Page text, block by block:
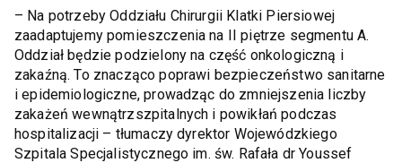
– Na potrzeby Oddziału Chirurgii Klatki Piersiowej
zaadaptujemy pomieszczenia na II piętrze segmentu A.
Oddział będzie podzielony na część onkologiczną i
zakaźną. To znacząco poprawi bezpieczeństwo sanitarne
i epidemiologiczne, prowadząc do zmniejszenia liczby
zakażeń wewnątrzszpitalnych i powikłań podczas
hospitalizacji – tłumaczy dyrektor Wojewódzkiego
Szpitala Specjalistycznego im. św. Rafała dr Youssef